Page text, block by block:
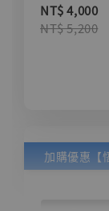
NT$ 4,000
NT$ 5,200